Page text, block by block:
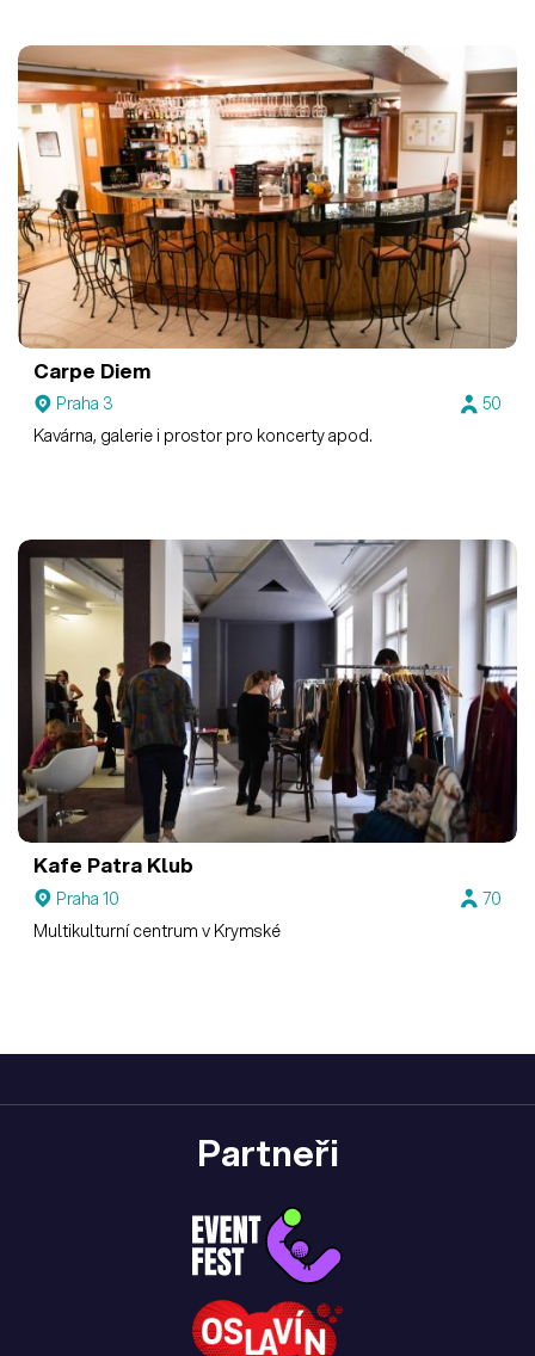
Carpe Diem
Praha 3
50
Kavárna, galerie i prostor pro koncerty apod.
Kafe Patra Klub
Praha 10
70
Multikulturní centrum v Krymské
Partneři